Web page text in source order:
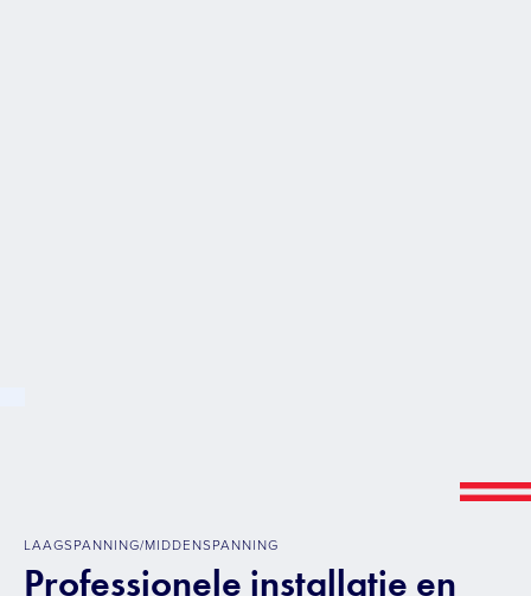
LAAGSPANNING/MIDDENSPANNING
Professionele installatie en